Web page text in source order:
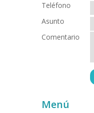
Teléfono
Asunto
Comentario
Menú